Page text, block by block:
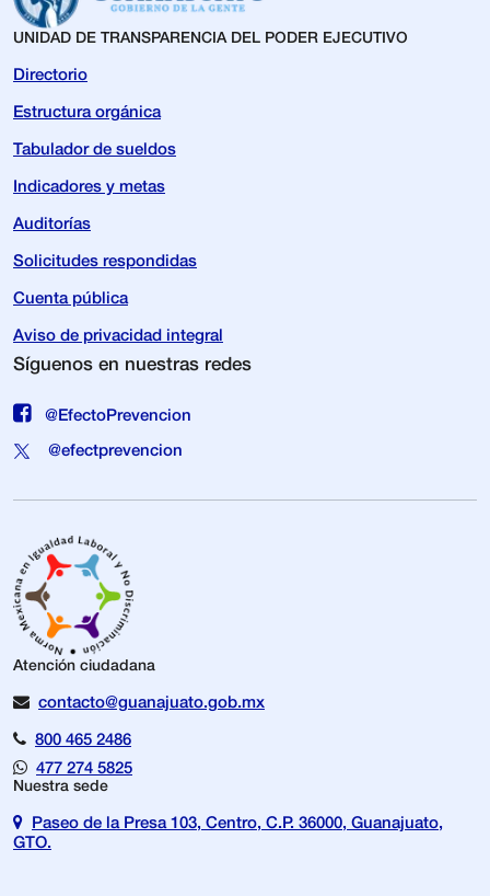
UNIDAD DE TRANSPARENCIA DEL PODER EJECUTIVO
Directorio
Estructura orgánica
Tabulador de sueldos
Indicadores y metas
Auditorías
Solicitudes respondidas
Cuenta pública
Aviso de privacidad integral
Síguenos en nuestras redes
@EfectoPrevencion
@efectprevencion
Atención ciudadana
contacto@guanajuato.gob.mx
800 465 2486
477 274 5825
Nuestra sede
Paseo de la Presa 103, Centro, C.P. 36000, Guanajuato,
GTO.